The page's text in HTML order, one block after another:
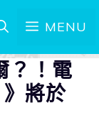
MENU
？！電
將於